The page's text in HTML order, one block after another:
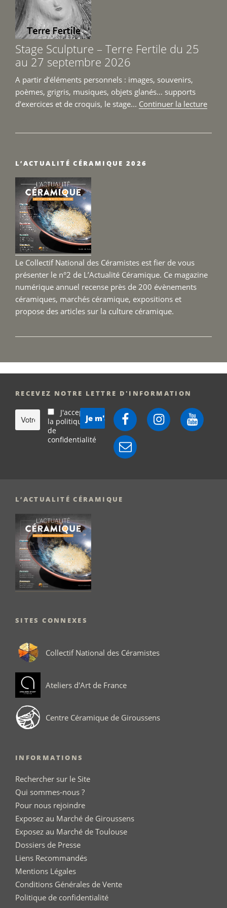
septembre
Stage Sculpture – Terre Fertile du 25
au 27 septembre 2026
A partir d’éléments personnels : images, souvenirs,
poèmes, grigris, musiques, objets glanés… supports
d’exercices et de croquis, le stage... Continuer la lecturede
L’ACTUALITÉ CÉRAMIQUE 2026
Le Collectif National des Céramistes est fier de vous
présenter le n°2 de L’Actualité Céramique. Ce magazine
numérique annuel recense près de 200 évènements
céramiques, marchés céramique, expositions et
propose des articles sur la culture céramique.
RECEVEZ NOTRE LETTRE D'INFORMATION
J'accepte
la politique
de
confidentialité
FacebookInstagramYouTube
E-
mail
L’ACTUALITÉ CÉRAMIQUE
SITES CONNEXES
Collectif National des Céramistes
Ateliers d'Art de France
Centre Céramique de Giroussens
INFORMATIONS
Rechercher sur le Site
Qui sommes-nous ?
Pour nous rejoindre
Exposez au Marché de Giroussens
Exposez au Marché de Toulouse
Dossiers de Presse
Liens Recommandés
Mentions Légales
Conditions Générales de Vente
Politique de confidentialité